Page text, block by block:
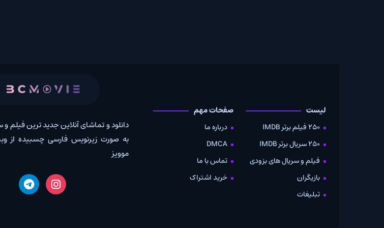
فیلم و سریال های بزودی
صفحات مهم
درباره ما
DMCA
تماس با ما
دانلود و تماشای آنلاین جدید ترین فیلم و سریال های دنیا
به صورت زیرنویس فارسی چسبیده از وبسایت بی سی